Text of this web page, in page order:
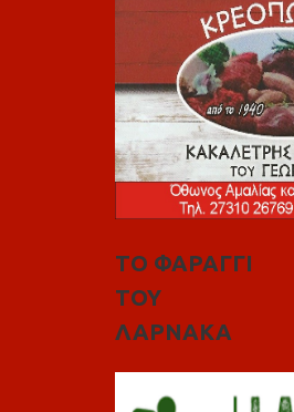
ΤΟ ΦΑΡΑΓΓΙ
ΤΟΥ
ΛΑΡΝΑΚΑ